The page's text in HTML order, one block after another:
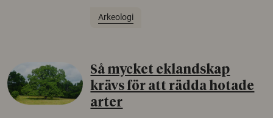
Arkeologi
Så mycket eklandskap
krävs för att rädda hotade
arter